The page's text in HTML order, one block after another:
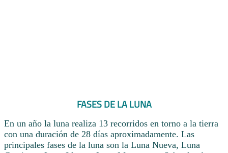
FASES DE LA LUNA
En un año la luna realiza 13 recorridos en torno a la tierra
con una duración de 28 días aproximadamente. Las
principales fases de la luna son la Luna Nueva, Luna